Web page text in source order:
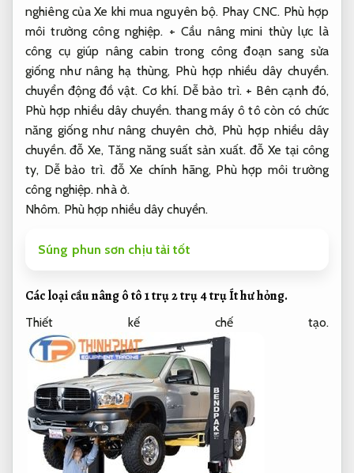
nghiêng của Xe khi mua nguyên bộ. Phay CNC. Phù hợp
môi trường công nghiệp. + Cầu nâng mini thủy lực là
công cụ giúp nâng cabin trong công đoạn sang sửa
giống như nâng hạ thùng, Phù hợp nhiều dây chuyền.
chuyển động đồ vật. Cơ khí. Dễ bảo trì. + Bên cạnh đó,
Phù hợp nhiều dây chuyền. thang máy ô tô còn có chức
năng giống như nâng chuyên chở, Phù hợp nhiều dây
chuyền. đỗ Xe, Tăng năng suất sản xuất. đỗ Xe tại công
ty, Dễ bảo trì. đỗ Xe chính hãng, Phù hợp môi trường
công nghiệp. nhà ở.
Nhôm. Phù hợp nhiều dây chuyền.
Súng phun sơn chịu tải tốt
Các loại cầu nâng ô tô 1 trụ 2 trụ 4 trụÍt hư hỏng.
Thiết kế chế tạo.